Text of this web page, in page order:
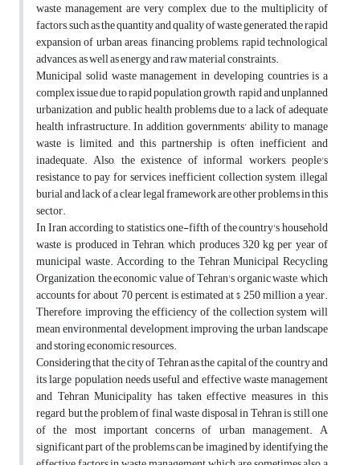
waste management are very complex due to the multiplicity of
factors, such as the quantity and quality of waste generated, the rapid
expansion of urban areas, financing problems, rapid technological
advances, as well as energy and raw material constraints.
Municipal solid waste management in developing countries is a
complex issue due to rapid population growth, rapid and unplanned
urbanization, and public health problems due to a lack of adequate
health infrastructure. In addition, governments' ability to manage
waste is limited, and this partnership is often inefficient and
inadequate. Also, the existence of informal workers, people's
resistance to pay for services, inefficient collection system, illegal
burial and lack of a clear legal framework are other problems in this
sector.
In Iran, according to statistics, one-fifth of the country's household
waste is produced in Tehran, which produces 320 kg per year of
municipal waste. According to the Tehran Municipal Recycling
Organization, the economic value of Tehran's organic waste, which
accounts for about 70 percent, is estimated at $ 250 million a year.
Therefore, improving the efficiency of the collection system will
mean environmental development, improving the urban landscape
and storing economic resources.
Considering that the city of Tehran as the capital of the country and
its large population needs useful and effective waste management
and Tehran Municipality has taken effective measures in this
regard, but the problem of final waste disposal in Tehran is still one
of the most important concerns of urban management. A
significant part of the problems can be imagined by identifying the